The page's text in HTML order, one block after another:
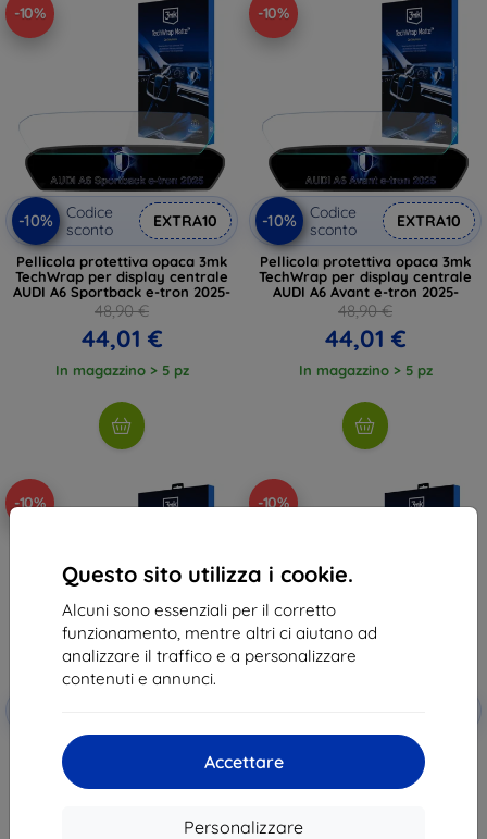
Questo sito utilizza i cookie.
Alcuni sono essenziali per il corretto
funzionamento, mentre altri ci aiutano ad
analizzare il traffico e a personalizzare
contenuti e annunci.
Accettare
Personalizzare
-10%
-10%
Codice
sconto
EXTRA10
Pellicola protettiva opaca 3mk
TechWrap per display centrale
AUDI A6 Sportback e-tron 2025-
48,90 €
44,01 €
In magazzino > 5 pz
-10%
-10%
Codice
sconto
EXTRA10
Pellicola protettiva opaca 3mk
TechWrap per display centrale
AUDI A6 Avant e-tron 2025-
48,90 €
44,01 €
In magazzino > 5 pz
-10%
3mk TechWrap Matte Pellicola
protettiva opaca per display
centrale AUDI A6 4L 2025-
-10%
3mk TechWrap Matte pellicola
protettiva per display centrale
AUDI A6 C8 2018-24